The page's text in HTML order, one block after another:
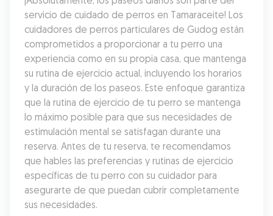
servicio de cuidado de perros en Tamaraceite! Los
cuidadores de perros particulares de Gudog están
comprometidos a proporcionar a tu perro una
experiencia como en su propia casa, que mantenga
su rutina de ejercicio actual, incluyendo los horarios
y la duración de los paseos. Este enfoque garantiza
que la rutina de ejercicio de tu perro se mantenga
lo máximo posible para que sus necesidades de
estimulación mental se satisfagan durante una
reserva. Antes de tu reserva, te recomendamos
que hables las preferencias y rutinas de ejercicio
específicas de tu perro con su cuidador para
asegurarte de que puedan cubrir completamente
sus necesidades.